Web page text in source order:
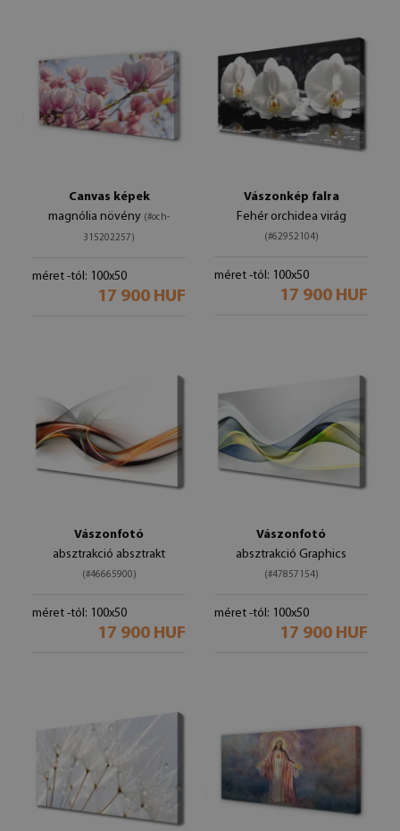
Canvas képek
magnólia növény (#och-
315202257)
méret -tól: 100x50
17 900 HUF
Vászonkép falra
Fehér orchidea virág
(#62952104)
méret -tól: 100x50
17 900 HUF
Vászonfotó
absztrakció absztrakt
(#46665900)
méret -tól: 100x50
17 900 HUF
Vászonfotó
absztrakció Graphics
(#47857154)
méret -tól: 100x50
17 900 HUF